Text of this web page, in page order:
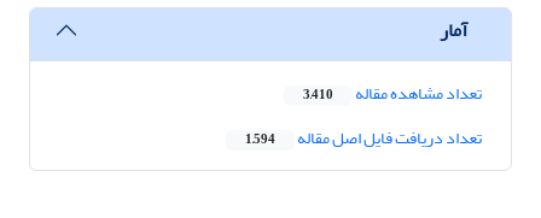
آمار
تعداد مشاهده مقاله 3,410
تعداد دریافت فایل اصل مقاله 1,594